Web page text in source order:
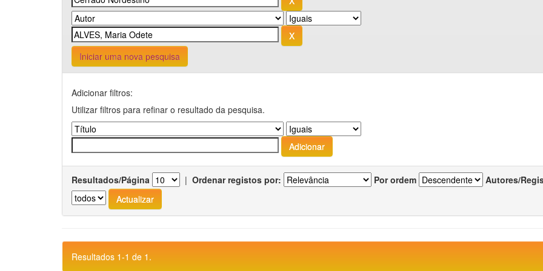
Iniciar uma nova pesquisa
Adicionar filtros:
Utilizar filtros para refinar o resultado da pesquisa.
Resultados/Página | Ordenar registos por: Por ordem Autores/
Resultados 1-1 de 1.